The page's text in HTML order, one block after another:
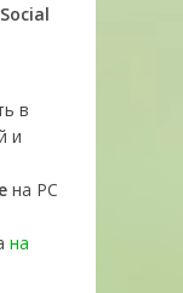
Social
в
и
на PC
на